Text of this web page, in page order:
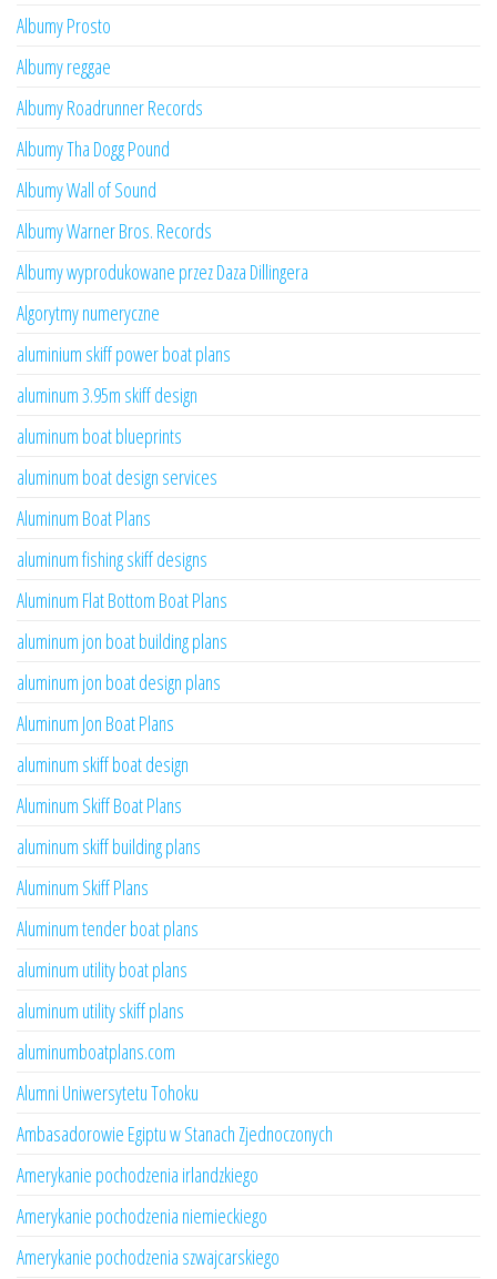
Albumy Prosto
Albumy reggae
Albumy Roadrunner Records
Albumy Tha Dogg Pound
Albumy Wall of Sound
Albumy Warner Bros. Records
Albumy wyprodukowane przez Daza Dillingera
Algorytmy numeryczne
aluminium skiff power boat plans
aluminum 3.95m skiff design
aluminum boat blueprints
aluminum boat design services
Aluminum Boat Plans
aluminum fishing skiff designs
Aluminum Flat Bottom Boat Plans
aluminum jon boat building plans
aluminum jon boat design plans
Aluminum Jon Boat Plans
aluminum skiff boat design
Aluminum Skiff Boat Plans
aluminum skiff building plans
Aluminum Skiff Plans
Aluminum tender boat plans
aluminum utility boat plans
aluminum utility skiff plans
aluminumboatplans.com
Alumni Uniwersytetu Tohoku
Ambasadorowie Egiptu w Stanach Zjednoczonych
Amerykanie pochodzenia irlandzkiego
Amerykanie pochodzenia niemieckiego
Amerykanie pochodzenia szwajcarskiego